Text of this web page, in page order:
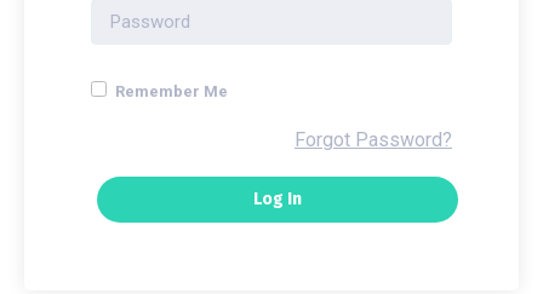
Remember Me
Forgot Password?